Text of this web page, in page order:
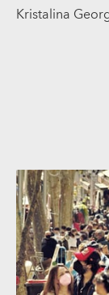
Kristalina